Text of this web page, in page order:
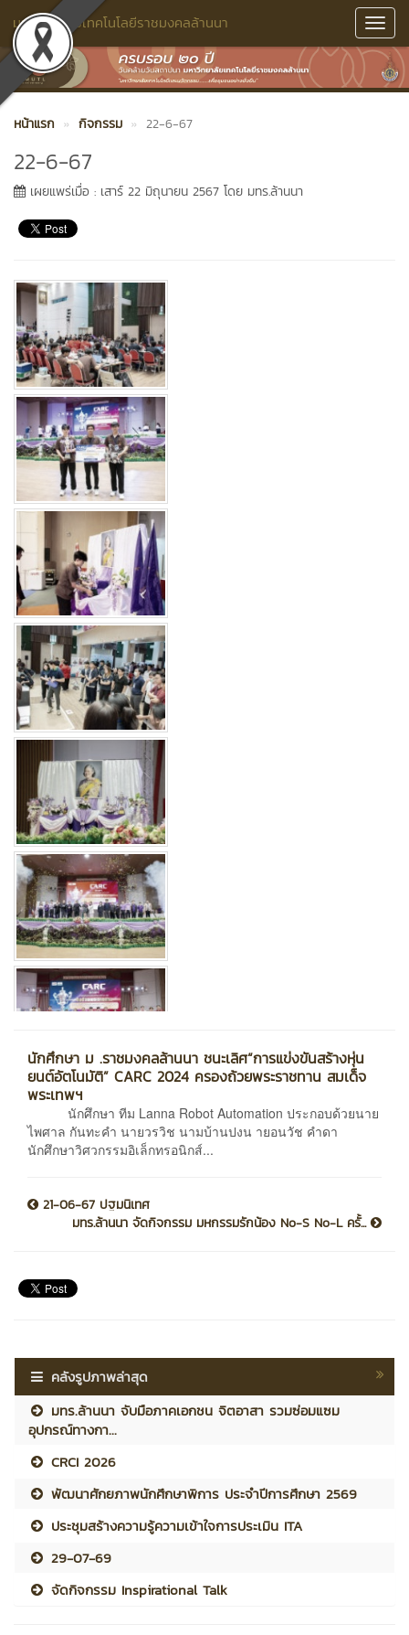
มหาวิทยาลัยเทคโนโลยีราชมงคลล้านนา
หน้าแรก กิจกรรม 22-6-67
22-6-67
เผยแพร่เมื่อ : เสาร์ 22 มิถุนายน 2567 โดย มทร.ล้านนา
นักศึกษา ม .ราชมงคลล้านนา ชนะเลิศ“การแข่งขันสร้างหุ่น
ยนต์อัตโนมัติ” CARC 2024 ครองถ้วยพระราชทาน สมเด็จ
พระเทพฯ
นักศึกษา ทีม Lanna Robot Automation ประกอบด้วยนาย
ไพศาล กันทะคำ นายวรวิช นามบ้านปงน ายอนวัช คำดา
นักศึกษาวิศวกรรมอิเล็กทรอนิกส์...
21-06-67 ปฐมนิเทศ
มทร.ล้านนา จัดกิจกรรม มหกรรมรักน้อง No-S No-L ครั้...
คลังรูปภาพล่าสุด
มทร.ล้านนา จับมือภาคเอกชน จิตอาสา รวมซ่อมแซม
อุปกรณ์ทางกา...
CRCI 2026
พัฒนาศักยภาพนักศึกษาพิการ ประจำปีการศึกษา 2569
ประชุมสร้างความรู้ความเข้าใจการประเมิน ITA
29-07-69
จัดกิจกรรม Inspirational Talk